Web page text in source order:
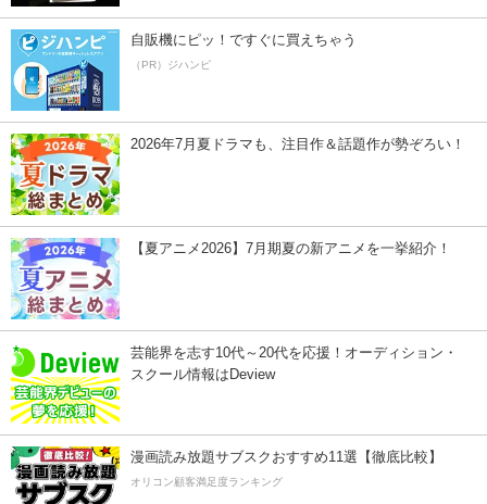
自販機にピッ！ですぐに買えちゃう
（PR）ジハンピ
2026年7月夏ドラマも、注目作＆話題作が勢ぞろい！
【夏アニメ2026】7月期夏の新アニメを一挙紹介！
芸能界を志す10代～20代を応援！オーディション・
スクール情報はDeview
漫画読み放題サブスクおすすめ11選【徹底比較】
オリコン顧客満足度ランキング